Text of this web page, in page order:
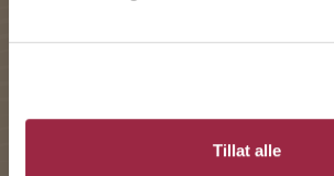
Tillat alle